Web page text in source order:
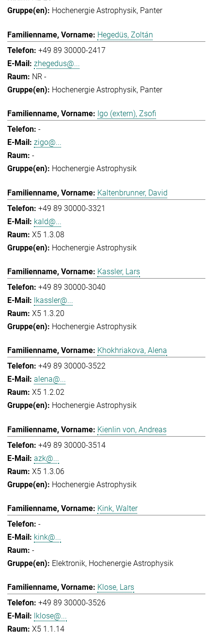
Hochenergie Astrophysik Panter
Hegedüs, Zoltán
+49 89 30000-2417
zhegedus@...
NR -
Hochenergie Astrophysik Panter
Igo (extern), Zsofi
-
zigo@...
-
Hochenergie Astrophysik
Kaltenbrunner, David
+49 89 30000-3321
kald@...
X5 1.3.08
Hochenergie Astrophysik
Kassler, Lars
+49 89 30000-3040
lkassler@...
X5 1.3.20
Hochenergie Astrophysik
Khokhriakova, Alena
+49 89 30000-3522
alena@...
X5 1.2.02
Hochenergie Astrophysik
Kienlin von, Andreas
+49 89 30000-3514
azk@...
X5 1.3.06
Hochenergie Astrophysik
Kink, Walter
-
kink@...
-
Elektronik Hochenergie Astrophysik
Klose, Lars
+49 89 30000-3526
lklose@...
X5 1.1.14